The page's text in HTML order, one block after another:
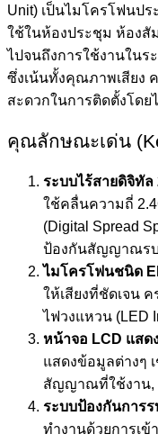
Unit) เป็นไมโครโฟนป
ใช้ในห้องประชุม ห้อง
ไปจนถึงการใช้งานในร
ซึ่งเน้นทั้งคุณภาพเสียง
สะดวกในการติดตั้งโด
คุณลักษณะเด่น
ระบบไร้สายดิจิทัล
ใช้คลื่นความถี่
(Digital Spread
ป้องกันสัญญาณร
ไมโครโฟนชนิด
ให้เสียงที่ชัดเจน
ไฟวงแหวน (LED
หน้าจอ LCD แสด
แสดงข้อมูลต่างๆ
สัญญาณที่ใช้งาน,
ระบบป้องกันการ
ทำงานด้วยการเข้